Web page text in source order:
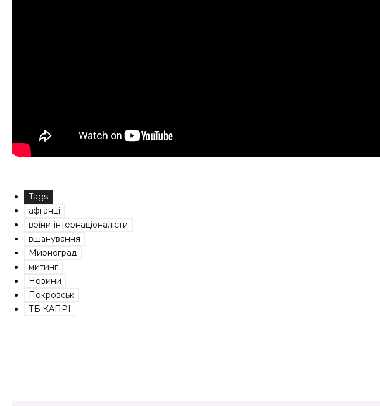
Tags
афганці
воїни-інтернаціоналісти
вшанування
Мирноград
митинг
Новини
Покровськ
ТБ КАПРІ